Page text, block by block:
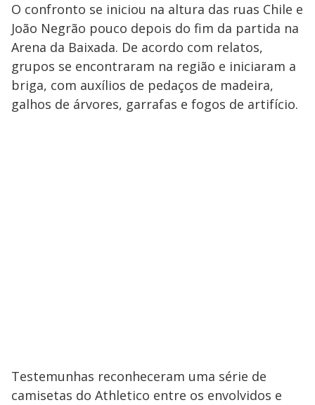
O confronto se iniciou na altura das ruas Chile e
João Negrão pouco depois do fim da partida na
Arena da Baixada. De acordo com relatos,
grupos se encontraram na região e iniciaram a
briga, com auxílios de pedaços de madeira,
galhos de árvores, garrafas e fogos de artifício.
Testemunhas reconheceram uma série de
camisetas do Athletico entre os envolvidos e